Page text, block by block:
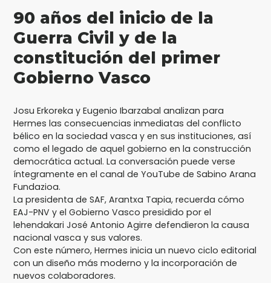
90 años del inicio de la
Guerra Civil y de la
constitución del primer
Gobierno Vasco
Josu Erkoreka y Eugenio Ibarzabal analizan para
Hermes las consecuencias inmediatas del conflicto
bélico en la sociedad vasca y en sus instituciones, así
como el legado de aquel gobierno en la construcción
democrática actual. La conversación puede verse
íntegramente en el canal de YouTube de Sabino Arana
Fundazioa.
La presidenta de SAF, Arantxa Tapia, recuerda cómo
EAJ-PNV y el Gobierno Vasco presidido por el
lehendakari José Antonio Agirre defendieron la causa
nacional vasca y sus valores.
Con este número, Hermes inicia un nuevo ciclo editorial
con un diseño más moderno y la incorporación de
nuevos colaboradores.